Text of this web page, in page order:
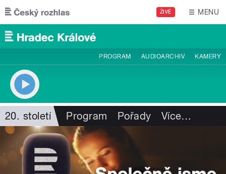
Přejít k hlavnímu obsahu
ŽIVĚ MENU
PROGRAM AUDIOARCHIV KAMERY
20. století Program Pořady Více…